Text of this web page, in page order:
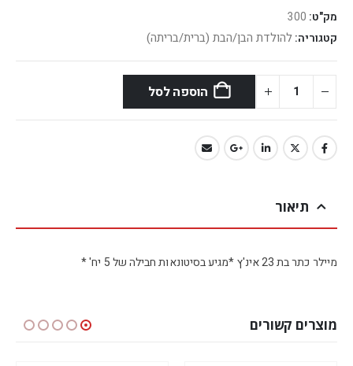
מק"ט: 300
קטגוריה: להולדת הבן/הבת (ברית/בריתה)
הוספה לסל
תיאור
מיילר כתר בת 23 אינ'ץ *מגיע בסיטונאות חבילה של 5 יח' *
מוצרים קשורים